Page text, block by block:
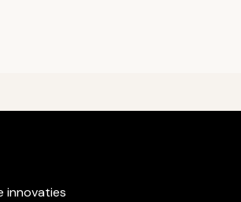
innovaties